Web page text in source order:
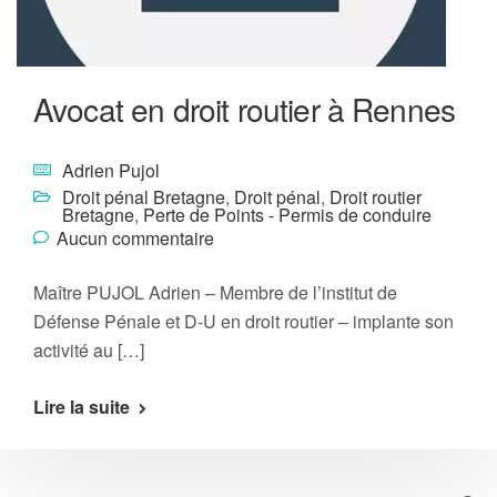
Avocat en droit routier à Rennes
Adrien Pujol
Droit pénal Bretagne, Droit pénal, Droit routier
Bretagne, Perte de Points - Permis de conduire
Aucun commentaire
Maître PUJOL Adrien – Membre de l’institut de
Défense Pénale et D-U en droit routier – implante son
activité au […]
Lire la suite